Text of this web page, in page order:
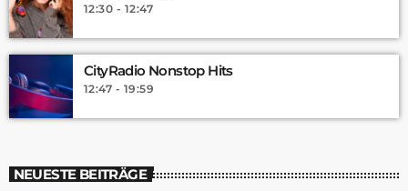
12:30 - 12:47
CityRadio Nonstop Hits
12:47 - 19:59
NEUESTE BEITRÄGE